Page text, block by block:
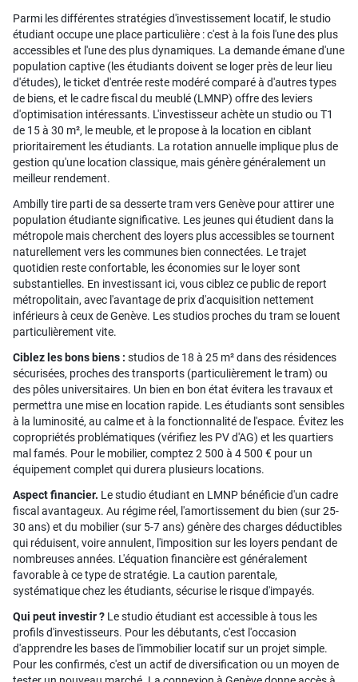
Parmi les différentes stratégies d'investissement locatif, le studio
étudiant occupe une place particulière : c'est à la fois l'une des plus
accessibles et l'une des plus dynamiques. La demande émane d'une
population captive (les étudiants doivent se loger près de leur lieu
d'études), le ticket d'entrée reste modéré comparé à d'autres types
de biens, et le cadre fiscal du meublé (LMNP) offre des leviers
d'optimisation intéressants. L'investisseur achète un studio ou T1
de 15 à 30 m², le meuble, et le propose à la location en ciblant
prioritairement les étudiants. La rotation annuelle implique plus de
gestion qu'une location classique, mais génère généralement un
meilleur rendement.
Ambilly tire parti de sa desserte tram vers Genève pour attirer une
population étudiante significative. Les jeunes qui étudient dans la
métropole mais cherchent des loyers plus accessibles se tournent
naturellement vers les communes bien connectées. Le trajet
quotidien reste confortable, les économies sur le loyer sont
substantielles. En investissant ici, vous ciblez ce public de report
métropolitain, avec l'avantage de prix d'acquisition nettement
inférieurs à ceux de Genève. Les studios proches du tram se louent
particulièrement vite.
Ciblez les bons biens : studios de 18 à 25 m² dans des résidences
sécurisées, proches des transports (particulièrement le tram) ou
des pôles universitaires. Un bien en bon état évitera les travaux et
permettra une mise en location rapide. Les étudiants sont sensibles
à la luminosité, au calme et à la fonctionnalité de l'espace. Évitez les
copropriétés problématiques (vérifiez les PV d'AG) et les quartiers
mal famés. Pour le mobilier, comptez 2 500 à 4 500 € pour un
équipement complet qui durera plusieurs locations.
Aspect financier. Le studio étudiant en LMNP bénéficie d'un cadre
fiscal avantageux. Au régime réel, l'amortissement du bien (sur 25-
30 ans) et du mobilier (sur 5-7 ans) génère des charges déductibles
qui réduisent, voire annulent, l'imposition sur les loyers pendant de
nombreuses années. L'équation financière est généralement
favorable à ce type de stratégie. La caution parentale,
systématique chez les étudiants, sécurise le risque d'impayés.
Qui peut investir ? Le studio étudiant est accessible à tous les
profils d'investisseurs. Pour les débutants, c'est l'occasion
d'apprendre les bases de l'immobilier locatif sur un projet simple.
Pour les confirmés, c'est un actif de diversification ou un moyen de